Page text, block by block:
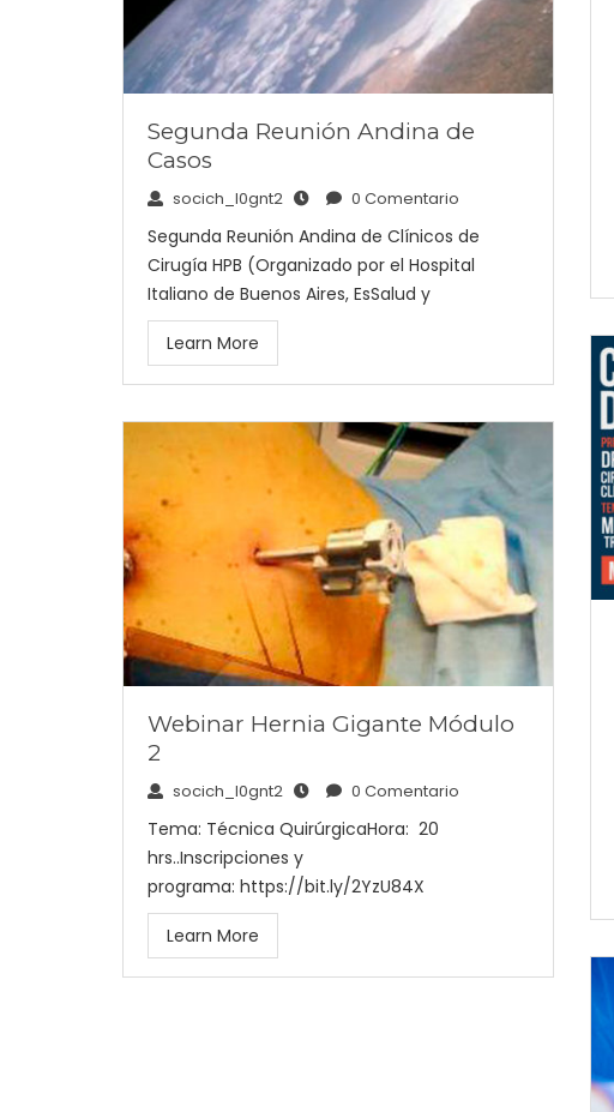
Segunda Reunión Andina de
Casos
socich_l0gnt2 0 Comentario
Segunda Reunión Andina de Clínicos de
Cirugía HPB (Organizado por el Hospital
Italiano de Buenos Aires, EsSalud y
Learn More
Webinar Hernia Gigante Módulo
2
socich_l0gnt2 0 Comentario
Tema: Técnica QuirúrgicaHora: 20
hrs..Inscripciones y
programa: https://bit.ly/2YzU84X
Learn More